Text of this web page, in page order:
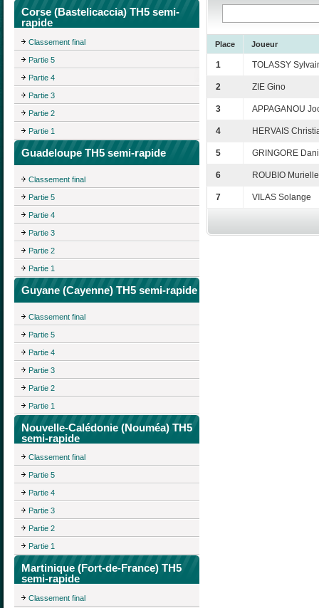
Corse (Bastelicaccia) TH5 semi-
rapide
Classement final
Partie 5
Partie 4
Partie 3
Partie 2
Partie 1
Guadeloupe TH5 semi-rapide
Classement final
Partie 5
Partie 4
Partie 3
Partie 2
Partie 1
Guyane (Cayenne) TH5 semi-rapide
Classement final
Partie 5
Partie 4
Partie 3
Partie 2
Partie 1
Nouvelle-Calédonie (Nouméa) TH5
semi-rapide
Classement final
Partie 5
Partie 4
Partie 3
Partie 2
Partie 1
Martinique (Fort-de-France) TH5
semi-rapide
Classement final
Place Joueur
1 TOLASSY
2 ZIE Gino
3 APPAGANOU
4 HERVAIS
5 GRINGORE
6 ROUBIO Murielle
7 VILAS Solange